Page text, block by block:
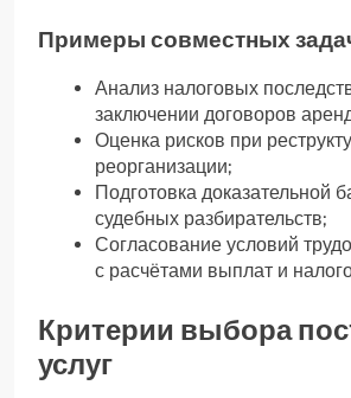
Примеры совместных
Анализ налоговых
заключении договоров
Оценка рисков при
реорганизации;
Подготовка доказательной
судебных разбирательств;
Согласование условий
с расчётами выплат и
Критерии выбора
услуг